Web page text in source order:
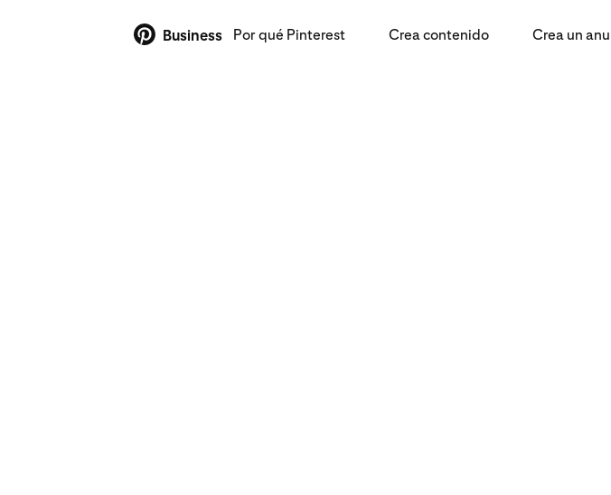
Business Por qué Pinterest Crea contenido Crea un